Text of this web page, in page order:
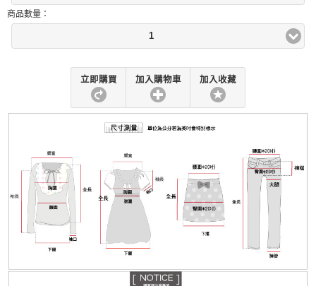
商品數量：
1
立即購買 加入購物車 加入收藏